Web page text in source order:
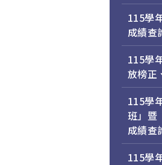
115學
成績查
115學
放榜正
115學
班」暨
成績查
115學